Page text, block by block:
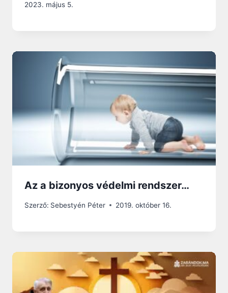
2023. május 5.
Az a bizonyos védelmi rendszer…
Szerző: Sebestyén Péter 2019. október 16.